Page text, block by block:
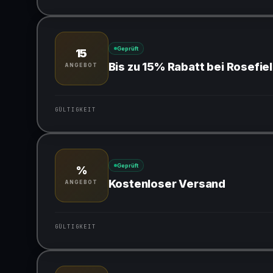
Gültig für teilnehmende Produkte
15
ANGEBOT
Geprüft
Bis zu 15% Rabatt bei
GÜLTIGKEIT
Gültig für teilnehmende Produkte
%
ANGEBOT
Geprüft
Kostenloser Versand
GÜLTIGKEIT